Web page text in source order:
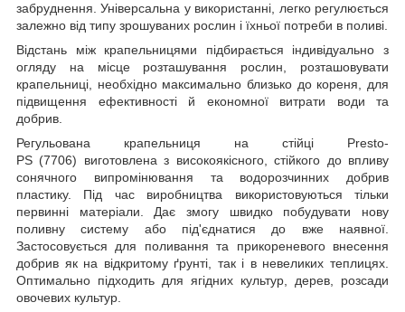
забруднення. Універсальна у використанні, легко регулюється
залежно від типу зрошуваних рослин і їхньої потреби в поливі.
Відстань між крапельницями підбирається індивідуально з
огляду на місце розташування рослин, розташовувати
крапельниці, необхідно максимально близько до кореня, для
підвищення ефективності й економної витрати води та
добрив.
Регульована крапельниця на стійці Presto-
PS (7706) виготовлена з високоякісного, стійкого до впливу
сонячного випромінювання та водорозчинних добрив
пластику. Під час виробництва використовуються тільки
первинні матеріали. Дає змогу швидко побудувати нову
поливну систему або під'єднатися до вже наявної.
Застосовується для поливання та прикореневого внесення
добрив як на відкритому ґрунті, так і в невеликих теплицях.
Оптимально підходить для ягідних культур, дерев, розсади
овочевих культур.